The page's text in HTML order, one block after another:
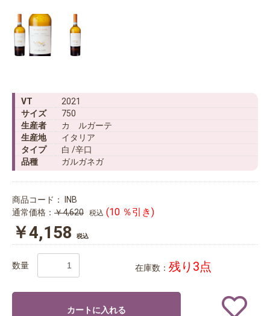
VT
2021
サイズ
750
生産者
カ ルガーテ
生産地
イタリア
タイプ
白 /辛口
品種
ガルガネガ
商品コード：
INB
通常価格： ￥4,620 税込 (10 ％引き)
￥4,158 税込
数量 在庫数： 残り3点
カートに入れる